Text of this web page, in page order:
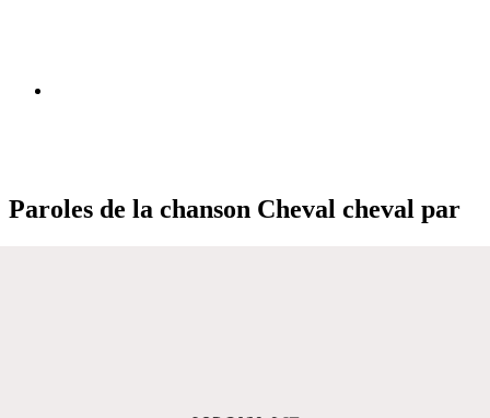
Paroles de la chanson Cheval cheval par